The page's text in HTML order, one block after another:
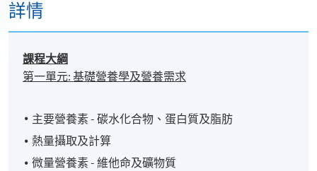
詳情
課程大綱
第一單元:基礎營養學及營養需求
主要營養素 - 碳水化合物、蛋白質及脂肪
熱量攝取及計算
微量營養素 - 維他命及礦物質